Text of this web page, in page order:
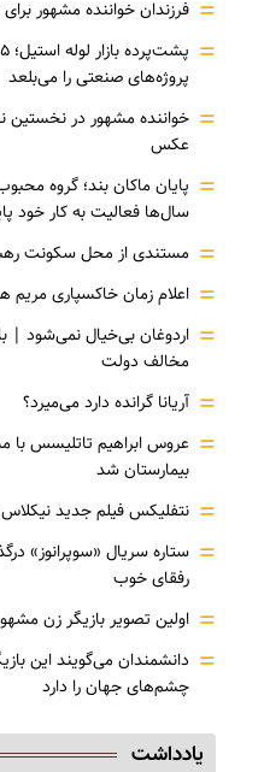
= فرزندان خواننده مشهور
=
پروژه‌های صنعتی را می‌بلعد
= خواننده مشهور در
عکس
= پایان ماکان بند؛ گروه
سال‌ها فعالیت به کار خود
= مستندی از محل سکونت
= اعلام زمان خاکسپاری مریم
= اردوغان بی‌خیال نمی‌شود |
مخالف دولت
= آریانا گرانده دارد می‌میرد؟
= عروس ابراهیم تاتلیسس
بیمارستان شد
= نتفلیکس فیلم جدید نیکلاس
= ستاره سریال «سوپرانوز»
رفقای خوب
= اولین تصویر بازیگر زن
= دانشمندان می‌گویند این
چشم‌های جهان را دارد
یادداشت